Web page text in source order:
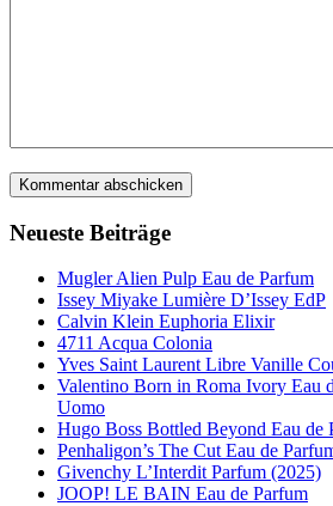
Neueste Beiträge
Mugler Alien Pulp Eau de Parfum
Issey Miyake Lumière D’Issey EdP
Calvin Klein Euphoria Elixir
4711 Acqua Colonia
Yves Saint Laurent Libre Vanille
Valentino Born in Roma Ivory Eau
Uomo
Hugo Boss Bottled Beyond Eau de
Penhaligon’s The Cut Eau de
Givenchy L’Interdit Parfum (2025)
JOOP! LE BAIN Eau de Parfum